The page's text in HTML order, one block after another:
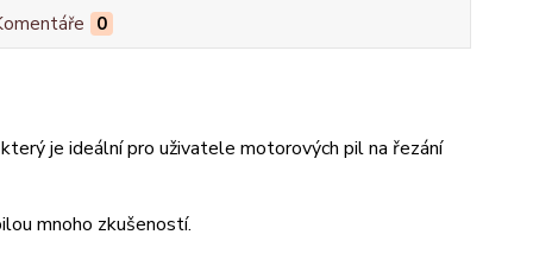
0
je ideální pro uživatele motorových pil na řezání
mnoho zkušeností.